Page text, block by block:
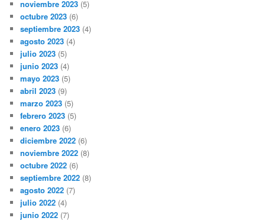
noviembre 2023 (5)
octubre 2023 (6)
septiembre 2023 (4)
agosto 2023 (4)
julio 2023 (5)
junio 2023 (4)
mayo 2023 (5)
abril 2023 (9)
marzo 2023 (5)
febrero 2023 (5)
enero 2023 (6)
diciembre 2022 (6)
noviembre 2022 (8)
octubre 2022 (6)
septiembre 2022 (8)
agosto 2022 (7)
julio 2022 (4)
junio 2022 (7)